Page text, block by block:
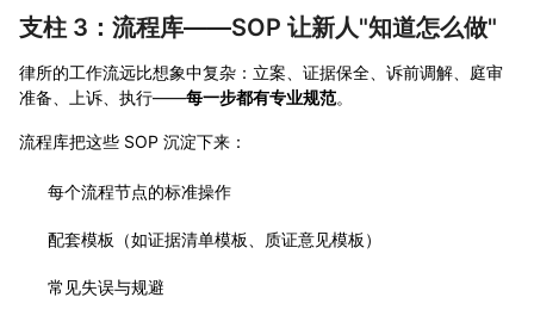
支柱 3：流程库——SOP 让新人"知道怎么做"
律所的工作流远比想象中复杂：立案、证据保全、诉前调解、庭审
准备、上诉、执行——每一步都有专业规范。
流程库把这些 SOP 沉淀下来：
每个流程节点的标准操作
配套模板（如证据清单模板、质证意见模板）
常见失误与规避